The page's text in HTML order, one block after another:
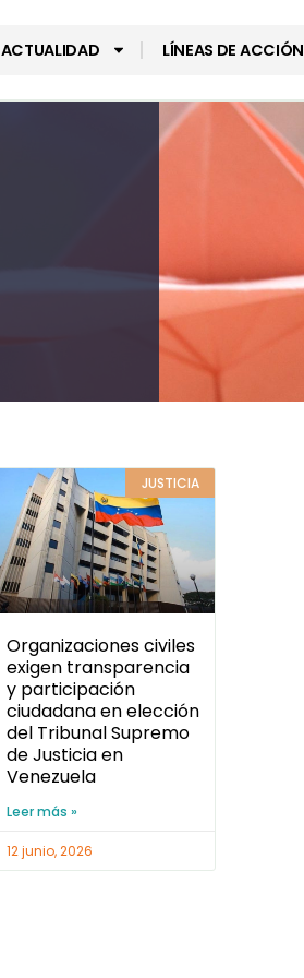
ACTUALIDAD LÍNEAS DE ACCIÓN
JUSTICIA
Organizaciones civiles
exigen transparencia
y participación
ciudadana en elección
del Tribunal Supremo
de Justicia en
Venezuela
Leer más »
12 junio, 2026